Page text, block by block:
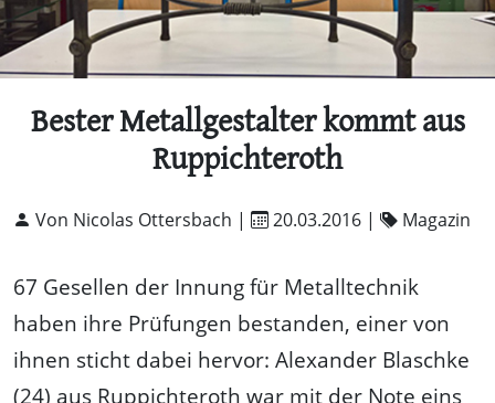
Bester Metallgestalter kommt aus
Ruppichteroth
Von Nicolas Ottersbach | 20.03.2016 | Magazin
67 Gesellen der Innung für Metalltechnik
haben ihre Prüfungen bestanden, einer von
ihnen sticht dabei hervor: Alexander Blaschke
(24) aus Ruppichteroth war mit der Note eins